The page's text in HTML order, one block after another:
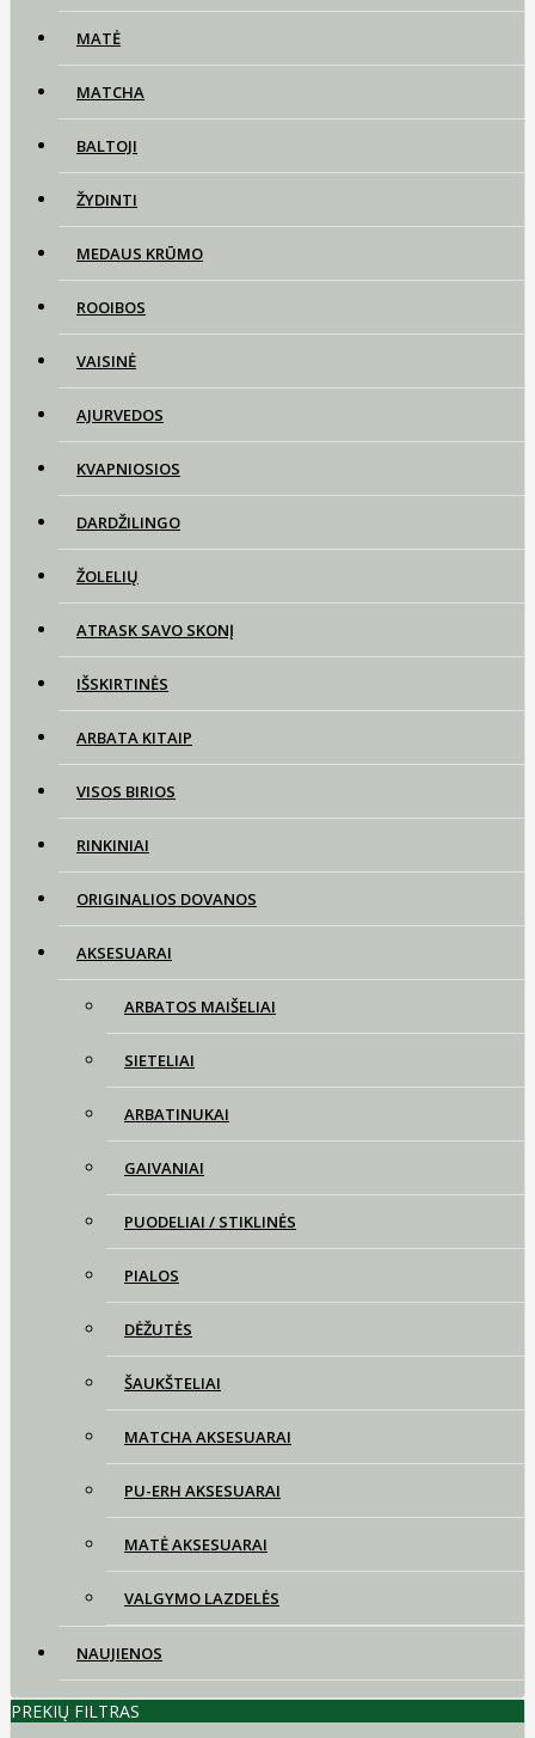
MATĖ
MATCHA
BALTOJI
ŽYDINTI
MEDAUS KRŪMO
ROOIBOS
VAISINĖ
AJURVEDOS
KVAPNIOSIOS
DARDŽILINGO
ŽOLELIŲ
ATRASK SAVO SKONĮ
IŠSKIRTINĖS
ARBATA KITAIP
VISOS BIRIOS
RINKINIAI
ORIGINALIOS DOVANOS
AKSESUARAI
ARBATOS MAIŠELIAI
SIETELIAI
ARBATINUKAI
GAIVANIAI
PUODELIAI / STIKLINĖS
PIALOS
DĖŽUTĖS
ŠAUKŠTELIAI
MATCHA AKSESUARAI
PU-ERH AKSESUARAI
MATĖ AKSESUARAI
VALGYMO LAZDELĖS
NAUJIENOS
PREKIŲ FILTRAS